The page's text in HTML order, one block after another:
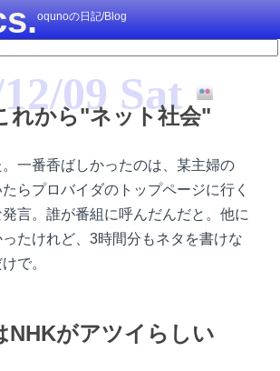
oqunoの日記/Blog
09 Sat
れから"ネット社会"
一番香ばしかったのは、某主婦の
たらプロバイダのトップページに行く
言。誰が番組に呼んだんだと。他に
たけれど、3時間分もネタを書けな
で。
NHKがアツイらしい